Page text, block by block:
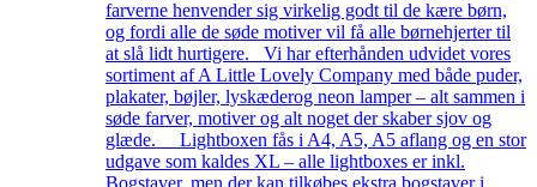
farverne henvender sig virkelig godt til de kære børn,
og fordi alle de søde motiver vil få alle børnehjerter til
at slå lidt hurtigere. Vi har efterhånden udvidet vores
sortiment af A Little Lovely Company med både puder,
plakater, bøjler, lyskæderog neon lamper – alt sammen i
søde farver, motiver og alt noget der skaber sjov og
glæde. Lightboxen fås i A4, A5, A5 aflang og en stor
udgave som kaldes XL – alle lightboxes er inkl.
Bogstaver, men der kan tilkøbes ekstra bogstaver i